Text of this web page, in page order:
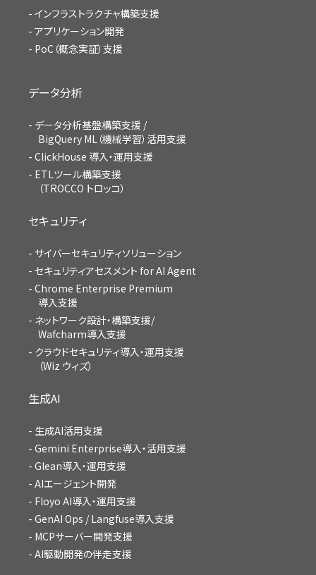
インフラストラクチャ構築支援
アプリケーション開発
PoC（概念実証）支援
データ分析
データ分析基盤構築支援 /
BigQuery ML（機械学習）活用支援
ClickHouse 導入・運用支援
ETLツール構築支援
（TROCCO トロッコ）
セキュリティ
サイバーセキュリティソリューション
セキュリティアセスメント for AI Agent
Chrome Enterprise Premium
導入支援
ネットワーク設計・構築支援/
Wafcharm導入支援
クラウドセキュリティ導入・運用支援
（Wiz ウィズ）
生成AI
生成AI活用支援
Gemini Enterprise導入・活用支援
Glean導入・運用支援
AIエージェント開発
Floyo AI導入・運用支援
GenAI Ops / Langfuse導入支援
MCPサーバー開発支援
AI駆動開発の伴走支援